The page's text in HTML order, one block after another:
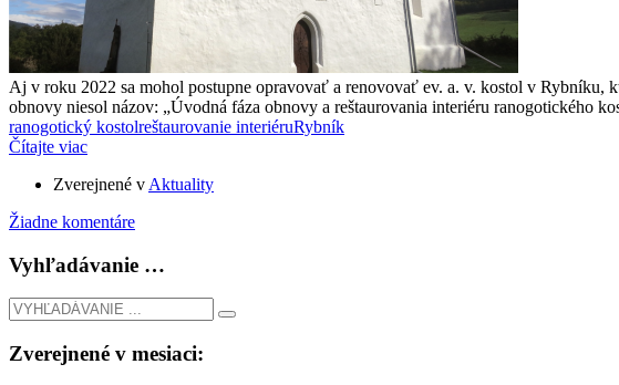
Aj v roku 2022 sa mohol postupne opravovať a renovovať ev. a. v. kostol v
obnovy niesol názov: „Úvodná fáza obnovy a reštaurovania interiéru ranogotického
ranogotický kostolreštaurovanie interiéruRybník
Čítajte viac
Zverejnené v Aktuality
Žiadne komentáre
Vyhľadávanie …
Zverejnené v mesiaci: